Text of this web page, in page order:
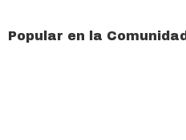
Popular en la Comunidad